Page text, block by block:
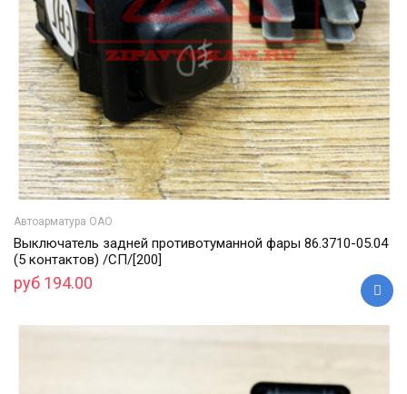
Автоарматура ОАО
Выключатель задней противотуманной фары 86.3710-05.04
(5 контактов) /СП/[200]
руб 194.00